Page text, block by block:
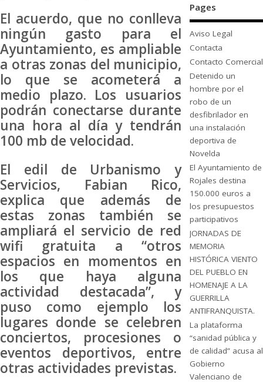
El acuerdo, que no conlleva
ningún gasto para el
Ayuntamiento, es ampliable
a otras zonas del municipio,
lo que se acometerá a
medio plazo. Los usuarios
podrán conectarse durante
una hora al día y tendrán
100 mb de velocidad.
El edil de Urbanismo y
Servicios, Fabian Rico,
explica que además de
estas zonas también se
ampliará el servicio de red
wifi gratuita a “otros
espacios en momentos en
los que haya alguna
actividad destacada”, y
puso como ejemplo los
lugares donde se celebren
conciertos, procesiones o
eventos deportivos, entre
otras actividades previstas.
Pages
Aviso Legal
Contacta
Contacto Comercial
Detenido un
hombre por el
robo de un
desfibrilador en
una instalación
deportiva de
Novelda
El Ayuntamiento de
Rojales destina
150.000 euros a
los presupuestos
participativos
JORNADAS DE
MEMORIA
HISTÓRICA VIENTO
DEL PUEBLO EN
HOMENAJE A LA
GUERRILLA
ANTIFRANQUISTA.
La plataforma
“sanidad pública y
de calidad” acusa al
Gobierno
Valenciano de